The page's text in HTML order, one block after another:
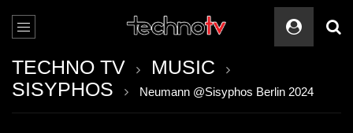
TECHNO TV
MUSIC
SISYPHOS
Neumann @Sisyphos Berlin 2024